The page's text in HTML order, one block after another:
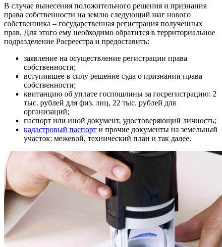
В случае вынесения положительного решения и признания
права собственности на землю следующий шаг нового
собственника – государственная регистрация полученных
прав. Для этого ему необходимо обратится в территориальное
подразделение Росреестра и предоставить:
заявление на осуществление регистрации права
собственности;
вступившее в силу решение суда о признании права
собственности;
квитанцию об уплате госпошлины за госрегистрацию: 2
тыс. рублей для физ. лиц, 22 тыс. рублей для
организаций;
паспорт или иной документ, удостоверяющий личность;
кадастровый паспорт и прочие документы на земельный
участок: межевой, технический план и так далее.